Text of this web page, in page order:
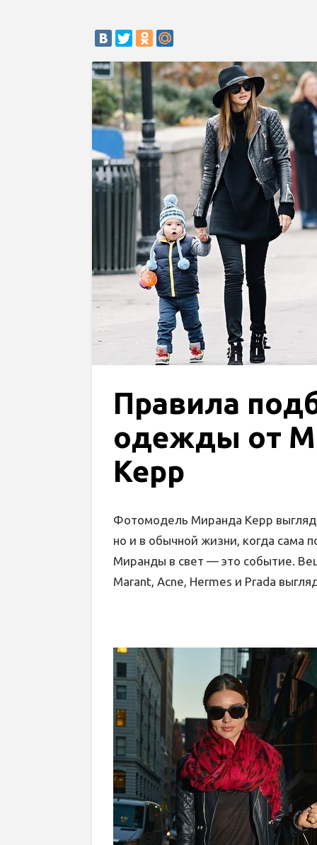
Правила
одежды от
Керр
Фотомодель Миранда Керр
но и в обычной жизни, когда сама
Миранды в свет — это событие.
Marant, Acne, Hermes и Prada